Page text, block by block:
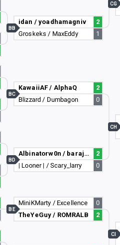
idan / yoadhamagniv
2
Groskeks / MaxEddy
1
BB
KawaiiAF / AlphaQ
2
Blizzard / Dumbagon
0
BC
Albinatorw0n / barajaklimb551
2
| Looner | / Scary_larry
0
BD
MiniKMarty / Excellence
0
TheYeGuy / ROMRALB
2
BE
CG
CH
CI